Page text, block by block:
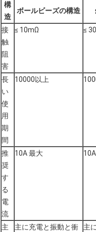
構
造
ボールビーズの構造
接
触
阻
害
≤ 10mΩ ≤
長
い
使
用
期
間
10000以上
推
奨
す
る
電
流
10A 最大
主
主に充電と振動と衝
主